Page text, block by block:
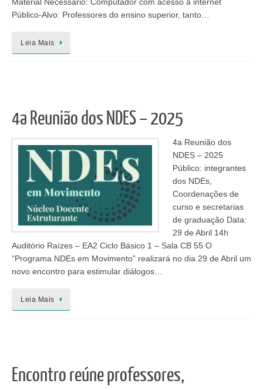
Material Necessário: Computador com acesso à internet
Público-Alvo: Professores do ensino superior, tanto…
Leia Mais
4a Reunião dos NDES – 2025
4a Reunião dos
NDES – 2025
Público: integrantes
dos NDEs,
Coordenações de
curso e secretarias
de graduação Data:
29 de Abril 14h
Auditório Raízes – EA2 Ciclo Básico 1 – Sala CB 55 O
“Programa NDEs em Movimento” realizará no dia 29 de Abril um
novo encontro para estimular diálogos…
Leia Mais
Encontro reúne professores,